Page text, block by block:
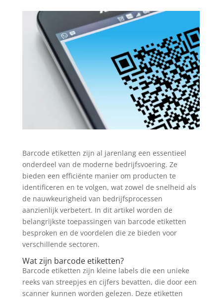
Barcode etiketten zijn al jarenlang een essentieel
onderdeel van de moderne bedrijfsvoering. Ze
bieden een efficiënte manier om producten te
identificeren en te volgen, wat zowel de snelheid als
de nauwkeurigheid van bedrijfsprocessen
aanzienlijk verbetert. In dit artikel worden de
belangrijkste toepassingen van barcode etiketten
besproken en de voordelen die ze bieden voor
verschillende sectoren.
Wat zijn barcode etiketten?
Barcode etiketten zijn kleine labels die een unieke
reeks van streepjes en cijfers bevatten, die door een
scanner kunnen worden gelezen. Deze etiketten